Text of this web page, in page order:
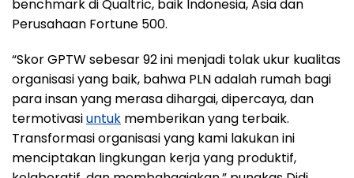
benchmark di Qualtric, baik Indonesia, Asia dan
Perusahaan Fortune 500.
“Skor GPTW sebesar 92 ini menjadi tolak ukur kualitas
organisasi yang baik, bahwa PLN adalah rumah bagi
para insan yang merasa dihargai, dipercaya, dan
termotivasiuntuk memberikan yang terbaik.
Transformasi organisasi yang kami lakukan ini
menciptakan lingkungan kerja yang produktif,